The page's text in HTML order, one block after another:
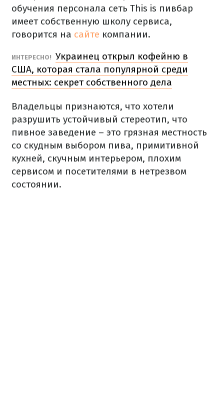
обучения персонала сеть This is пивбар
имеет собственную школу сервиса,
говорится на сайте компании.
ИНТЕРЕСНО! Украинец открыл кофейню в
США, которая стала популярной среди
местных: секрет собственного дела
Владельцы признаются, что хотели
разрушить устойчивый стереотип, что
пивное заведение – это грязная местность
со скудным выбором пива, примитивной
кухней, скучным интерьером, плохим
сервисом и посетителями в нетрезвом
состоянии.